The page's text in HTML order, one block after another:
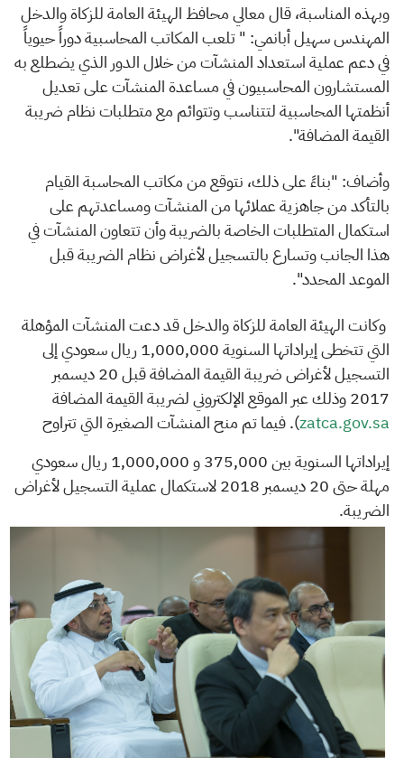
وبهذه المناسبة، قال معالي محافظ الهيئة العامة للزكاة والدخل
المهندس سهيل أبانمي: " تلعب المكاتب المحاسبية دوراً حيوياً
في دعم عملية استعداد المنشآت من خلال الدور الذي يضطلع به
المستشارون المحاسبيون في مساعدة المنشآت على تعديل
أنظمتها المحاسبية لتتناسب وتتوائم مع متطلبات نظام ضريبة
القيمة المضافة".
وأضاف: "بناءً على ذلك، نتوقع من مكاتب المحاسبة القيام
بالتأكد من جاهزية عملائها من المنشآت ومساعدتهم على
استكمال المتطلبات الخاصة بالضريبة وأن تتعاون المنشآت في
هذا الجانب وتسارع بالتسجيل لأغراض نظام الضريبة قبل
الموعد المحدد".
وكانت الهيئة العامة للزكاة والدخل قد دعت المنشآت المؤهلة
التي تت
خطى إيراداتها السنوية 1,000,000 ريال سعودي إلى
التسجيل لأغراض ضريبة القيمة المضافة قبل 20 ديسمبر
2017 وذلك عبر الموقع الإلكتروني لضريبة القيمة المضافة
zatca.gov.sa​
)
.فيما تم منح المنشآت الصغيرة التي تتراوح
إيراداتها السنوية بين 375,000 و 1,000,000 ريال سعودي
مهلة حتى 20 ديسمبر 2018 لاستكمال عملية التسجيل لأغراض
الضريبة.